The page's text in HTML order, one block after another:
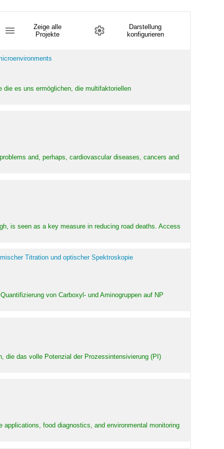
Zeige alle
Projekte
Darstellung
konfigurieren
es uns ermöglichen, die multifaktoriellen
and, perhaps, cardiovascular diseases, cancers and
is seen as a key measure in reducing road deaths. Access
Titration und optischer Spektroskopie
von Carboxyl- und Aminogruppen auf NP
die das volle Potenzial der Prozessintensivierung (PI)
food diagnostics, and environmental monitoring